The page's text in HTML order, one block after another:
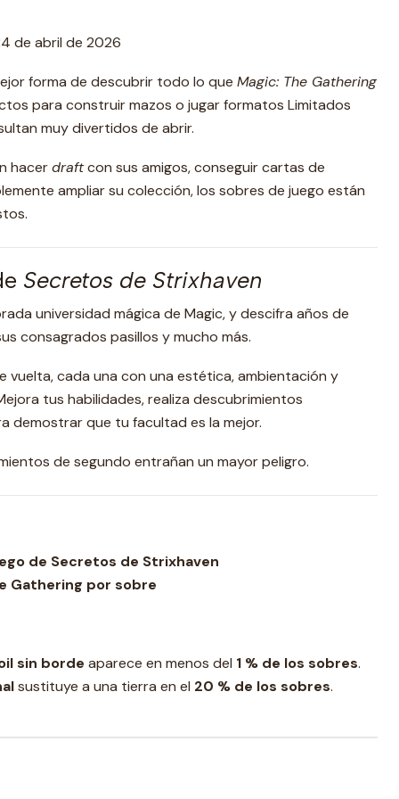
de abril de 2026
forma de descubrir todo lo que Magic: The Gathering
para construir mazos o jugar formatos Limitados
muy divertidos de abrir.
hacerdraftcon sus amigos, conseguir cartas de
ampliar su colección, los sobres de juego están
Secretos de Strixhaven
universidad mágica de Magic, y descifra años de
consagrados pasillos y mucho más.
vuelta, cada una con una estética, ambientación y
tus habilidades, realiza descubrimientos
demostrar que tu facultad es la mejor.
de segundo entrañan un mayor peligro.
de Secretos de Strixhaven
Gathering por sobre
sin borde aparece en menos del 1 % de los sobres.
sustituye a una tierra en el 20 % de los sobres.